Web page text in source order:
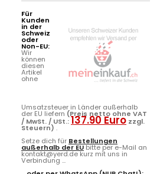
Für
Kunden
in der
Schweiz
oder
Non-EU:
Wir
können
diesen
Artikel
ohne
Umsatzsteuer in Länder außerhalb
der EU liefern (Preis netto ohne VAT
/ MwSt. / USt.:137.90 Euro zzgl.
Steuern) .
Setze dich für Bestellungen
außerhalb der EUbitte per e-Mail an
kontakt@yerd.de kurz mit uns in
Verbindung ...